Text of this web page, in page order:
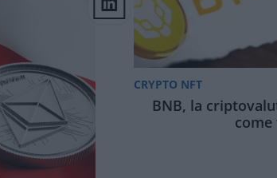
CRYPTO NFT
BNB, la
come